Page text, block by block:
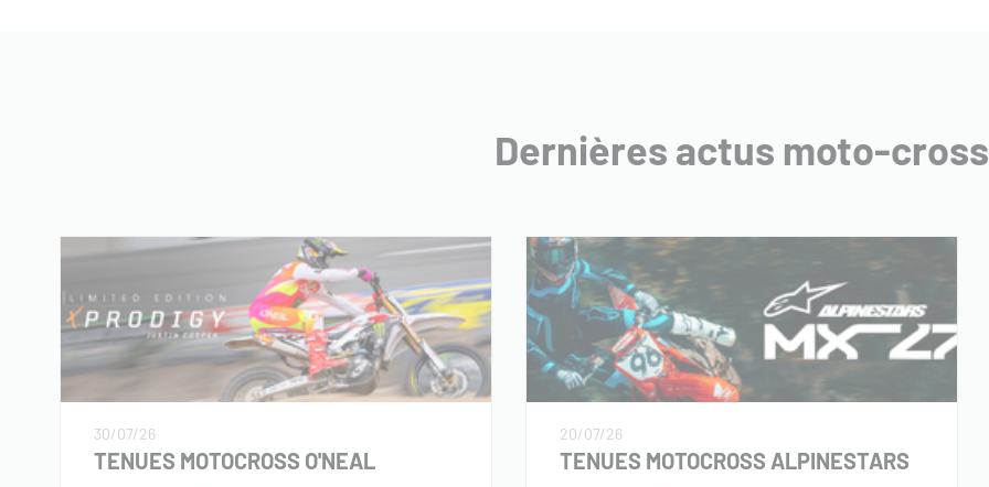
Dernières actus moto-cross
30/07/26
TENUES MOTOCROSS O'NEAL
20/07/26
TENUES MOTOCROSS ALPINESTARS